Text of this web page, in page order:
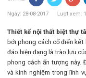
Ngày: 28-08-2017 Lượt xem:
Thiết kế nội thất biệt thự
bởi phong cách cổ điển
đáo hiện đang là trào lưu
phong cách ấn tượng này.
và kinh nghiệm trong lĩnh